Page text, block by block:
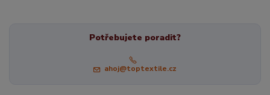
Potřebujete poradit?
ahoj@toptextile.cz